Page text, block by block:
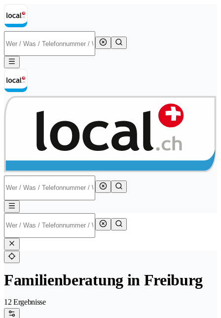
Familienberatung in Freiburg
12 Ergebnisse